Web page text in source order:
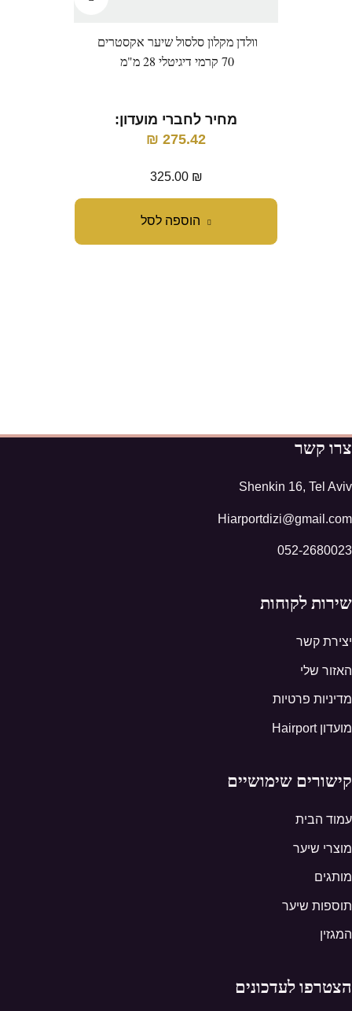
הוספה לסל
וולדן מקלון סלסול שיער אקסטרים
70 קרמי דיגיטלי 28 מ"מ
מחיר לחברי מועדון:
275.42
₪
325.00 ₪
צרו קשר
Shenkin 16, Tel Aviv
Hiarportdizi@gmail.com
052-2680023
שירות לקוחות
יצירת קשר
האזור שלי
מדיניות פרטיות
מועדון Hairport
קישורים שימושיים
עמוד הבית
מוצרי שיער
מותגים
תוספות שיער
המגזין
הצטרפו לעדכונים